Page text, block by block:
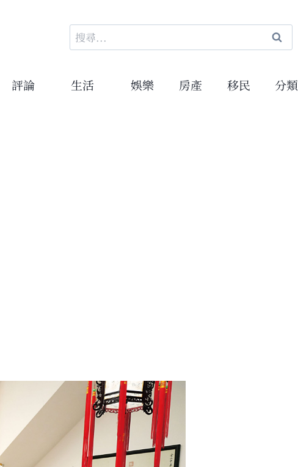
搜
尋
鍵
評論 生活 娛樂 房產 移民 分類